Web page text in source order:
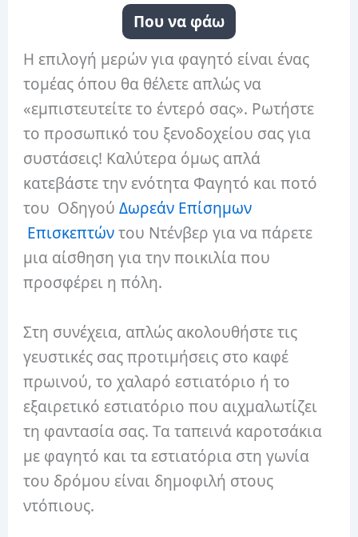
Που να φάω
Η επιλογή μερών για φαγητό είναι ένας
τομέας όπου θα θέλετε απλώς να
«εμπιστευτείτε το έντερό σας». Ρωτήστε
το προσωπικό του ξενοδοχείου σας για
συστάσεις! Καλύτερα όμως απλά
κατεβάστε την ενότητα Φαγητό και ποτό
του ΟδηγούΔωρεάν Επίσημων
Επισκεπτώντου Ντένβερ για να πάρετε
μια αίσθηση για την ποικιλία που
προσφέρει η πόλη.
Στη συνέχεια, απλώς ακολουθήστε τις
γευστικές σας προτιμήσεις στο καφέ
πρωινού, το χαλαρό εστιατόριο ή το
εξαιρετικό εστιατόριο που αιχμαλωτίζει
τη φαντασία σας. Τα ταπεινά καροτσάκια
με φαγητό και τα εστιατόρια στη γωνία
του δρόμου είναι δημοφιλή στους
ντόπιους.